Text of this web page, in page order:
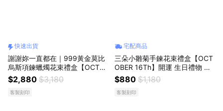
快速出貨
謝謝妳一直都在｜999黃金莫比
烏斯項鍊蠟燭花束禮盒【OCTO
BER 16Th】黃金墜項鍊 999純
金莫比烏斯吊墜+純銀項鍊 母親
節 生日禮物 情人節禮物 女友禮
$2,880 $3,180
客製刻印
宅配商品
三朵小雛菊手鍊花束禮盒【OCT
OBER 16Th】開運 生日禮物 閨
蜜禮物 情人節禮物 女友禮物 交
換禮物 純銀手鍊 客製化禮物 AU
G 6
$880 $1,180
客製刻印